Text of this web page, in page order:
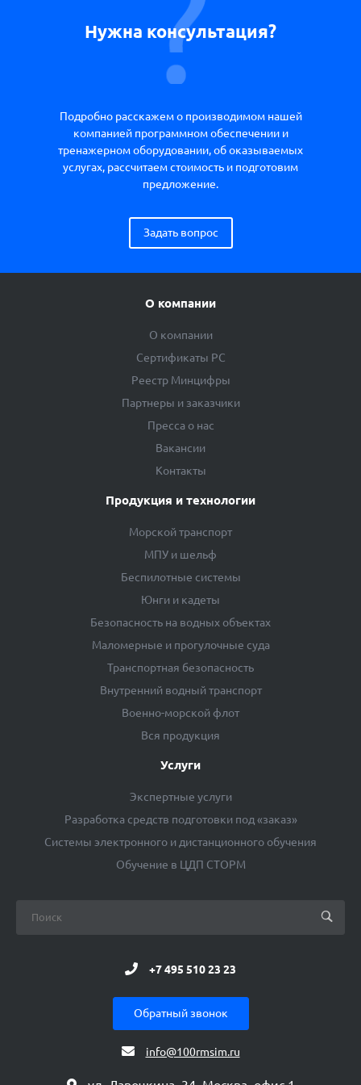
Нужна консультация?
Подробно расскажем о производимом нашей
компанией программном обеспечении и
тренажерном оборудовании, об оказываемых
услугах, рассчитаем стоимость и подготовим
предложение.
Задать вопрос
О компании
О компании
Сертификаты РС
Реестр Минцифры
Партнеры и заказчики
Пресса о нас
Вакансии
Контакты
Продукция и технологии
Морской транспорт
МПУ и шельф
Беспилотные системы
Юнги и кадеты
Безопасность на водных объектах
Маломерные и прогулочные суда
Транспортная безопасность
Внутренний водный транспорт
Военно-морской флот
Вся продукция
Услуги
Экспертные услуги
Разработка средств подготовки под «заказ»
Системы электронного и дистанционного обучения
Обучение в ЦДП СТОРМ
+7 495 510 23 23
Обратный звонок
info@100rmsim.ru